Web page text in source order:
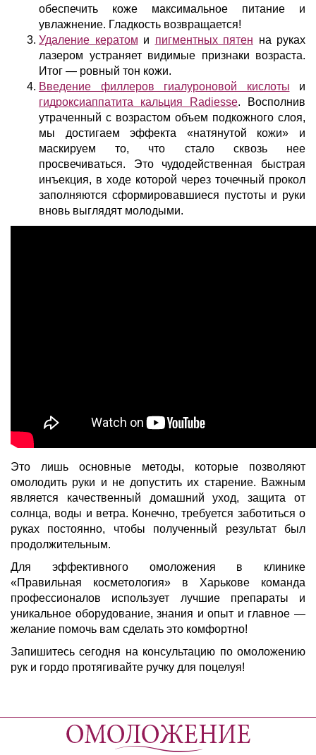
обеспечить коже максимальное питание и
увлажнение. Гладкость возвращается!
Удаление кератом и пигментных пятен на руках
лазером устраняет видимые признаки возраста.
Итог — ровный тон кожи.
Введение филлеров гиалуроновой кислоты и
гидроксиаппатита кальция Radiesse. Восполнив
утраченный с возрастом объем подкожного слоя,
мы достигаем эффекта «натянутой кожи» и
маскируем то, что стало сквозь нее
просвечиваться. Это чудодейственная быстрая
инъекция, в ходе которой через точечный прокол
заполняются сформировавшиеся пустоты и руки
вновь выглядят молодыми.
Это лишь основные методы, которые позволяют
омолодить руки и не допустить их старение. Важным
является качественный домашний уход, защита от
солнца, воды и ветра. Конечно, требуется заботиться о
руках постоянно, чтобы полученный результат был
продолжительным.
Для эффективного омоложения в клинике
«Правильная косметология» в Харькове команда
профессионалов использует лучшие препараты и
уникальное оборудование, знания и опыт и главное —
желание помочь вам сделать это комфортно!
Запишитесь сегодня на консультацию по омоложению
рук и гордо протягивайте ручку для поцелуя!